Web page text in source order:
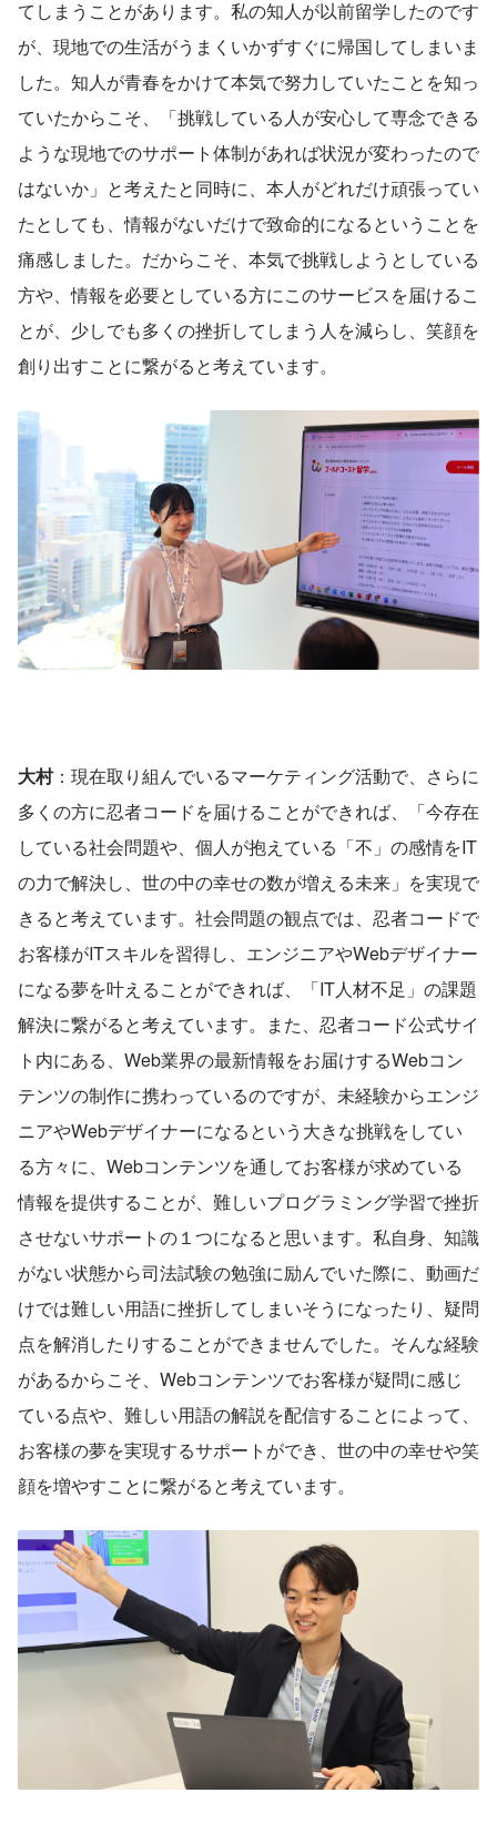
てしまうことがあります。私の知人が以前留学したのです
が、現地での生活がうまくいかずすぐに帰国してしまいま
した。知人が青春をかけて本気で努力していたことを知っ
ていたからこそ、「挑戦している人が安心して専念できる
ような現地でのサポート体制があれば状況が変わったので
はないか」と考えたと同時に、本人がどれだけ頑張ってい
たとしても、情報がないだけで致命的になるということを
痛感しました。だからこそ、本気で挑戦しようとしている
方や、情報を必要としている方にこのサービスを届けるこ
とが、少しでも多くの挫折してしまう人を減らし、笑顔を
創り出すことに繋がると考えています。
大村：現在取り組んでいるマーケティング活動で、さらに
多くの方に忍者コードを届けることができれば、「今存在
している社会問題や、個人が抱えている「不」の感情をIT
の力で解決し、世の中の幸せの数が増える未来」を実現で
きると考えています。社会問題の観点では、忍者コードで
お客様がITスキルを習得し、エンジニアやWebデザイナー
になる夢を叶えることができれば、「IT人材不足」の課題
解決に繋がると考えています。また、忍者コード公式サイ
ト内にある、Web業界の最新情報をお届けするWebコン
テンツの制作に携わっているのですが、未経験からエンジ
ニアやWebデザイナーになるという大きな挑戦をしてい
る方々に、Webコンテンツを通してお客様が求めている
情報を提供することが、難しいプログラミング学習で挫折
させないサポートの１つになると思います。私自身、知識
がない状態から司法試験の勉強に励んでいた際に、動画だ
けでは難しい用語に挫折してしまいそうになったり、疑問
点を解消したりすることができませんでした。そんな経験
があるからこそ、Webコンテンツでお客様が疑問に感じ
ている点や、難しい用語の解説を配信することによって、
お客様の夢を実現するサポートができ、世の中の幸せや笑
顔を増やすことに繋がると考えています。